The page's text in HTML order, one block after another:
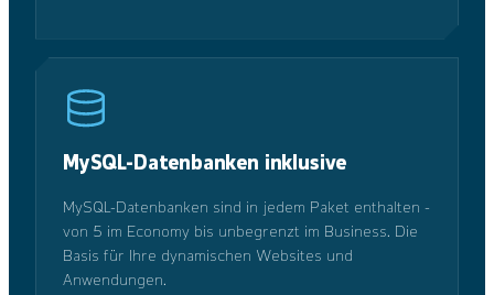
MySQL-Datenbanken inklusive
MySQL-Datenbanken sind in jedem Paket enthalten -
von 5 im Economy bis unbegrenzt im Business. Die
Basis für Ihre dynamischen Websites und
Anwendungen.